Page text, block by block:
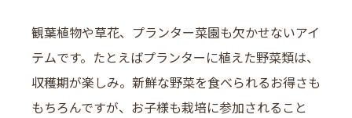
観葉植物や草花、プランター菜園も欠かせないアイ
テムです。たとえばプランターに植えた野菜類は、
収穫期が楽しみ。新鮮な野菜を食べられるお得さも
もちろんですが、お子様も栽培に参加されること